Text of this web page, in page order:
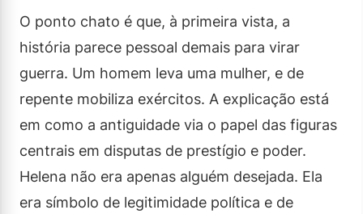
O ponto chato é que, à primeira vista, a
história parece pessoal demais para virar
guerra. Um homem leva uma mulher, e de
repente mobiliza exércitos. A explicação está
em como a antiguidade via o papel das figuras
centrais em disputas de prestígio e poder.
Helena não era apenas alguém desejada. Ela
era símbolo de legitimidade política e de